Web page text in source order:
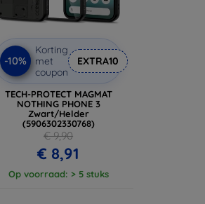
-10%
Korting
met
coupon
EXTRA10
TECH-PROTECT MAGMAT
NOTHING PHONE 3
Zwart/Helder
(5906302330768)
€ 9,90
€ 8,91
Op voorraad: > 5 stuks